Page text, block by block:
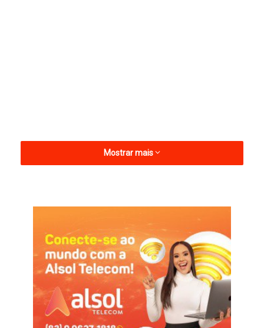
Médio Piranhas que participaram do Encontrão.
Belém do Brejo do Cruz – Leomar Maia
Cajazeirinhas – Luana Pires
Jericó – Kadson Valberto
Mostrar mais